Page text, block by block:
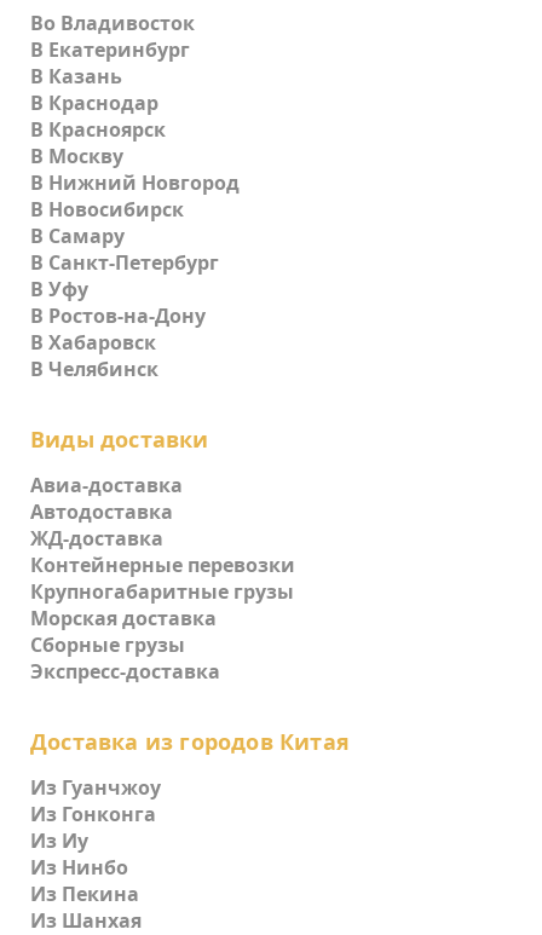
Во Владивосток
В Екатеринбург
В Казань
В Краснодар
В Красноярск
В Москву
В Нижний Новгород
В Новосибирск
В Самару
В Санкт-Петербург
В Уфу
В Ростов-на-Дону
В Хабаровск
В Челябинск
Виды доставки
Авиа-доставка
Автодоставка
ЖД-доставка
Контейнерные перевозки
Крупногабаритные грузы
Морская доставка
Сборные грузы
Экспресс-доставка
Доставка из городов Китая
Из Гуанчжоу
Из Гонконга
Из Иу
Из Нинбо
Из Пекина
Из Шанхая